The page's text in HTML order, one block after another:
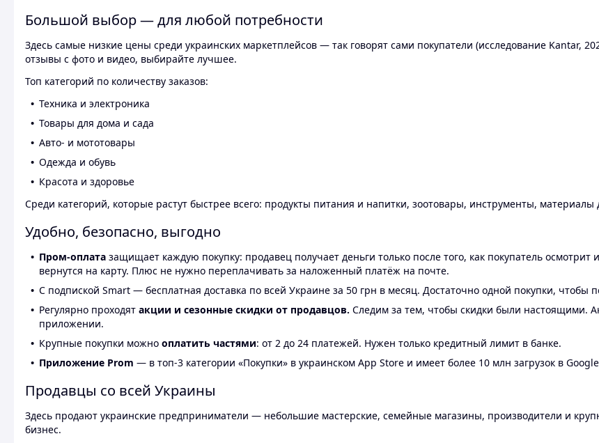
Большой выбор — для любой потребности
Здесь самые низкие цены среди украинских маркетплейсов — так говорят сами покупатели (исследование Kantar,
отзывы с фото и видео, выбирайте лучшее.
Топ категорий по количеству заказов:
Техника и электроника
Товары для дома и сада
Авто- и мототовары
Одежда и обувь
Красота и здоровье
Среди категорий, которые растут быстрее всего: продукты питания и напитки, зоотовары, инструменты,
Удобно, безопасно, выгодно
Пром-оплата защищает каждую покупку: продавец получает деньги только после того, как покупатель
вернутся на карту. Плюс не нужно переплачивать за наложенный платёж на почте.
С подпиской Smart — бесплатная доставка по всей Украине за 50 грн в месяц. Достаточно одной покупки, чтобы
Регулярно проходят акции и сезонные скидки от продавцов. Следим за тем, чтобы скидки были настоящими.
приложении.
Крупные покупки можно оплатить частями: от 2 до 24 платежей. Нужен только кредитный лимит в банке.
Приложение Prom — в топ-3 категории «Покупки» в украинском App Store и имеет более 10 млн загрузок в
Продавцы со всей Украины
Здесь продают украинские предприниматели — небольшие мастерские, семейные магазины, производители и
бизнес.